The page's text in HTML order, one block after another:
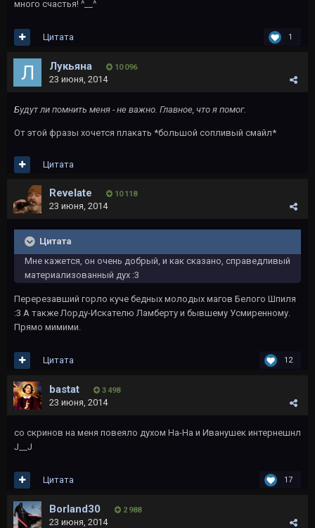
много счастья! ^__^
1
Цитата
Лукьяна 10 096
23 июня, 2014
Будут ли помнить меня - не важно. Главное, что я помог.
От этой фразы хочется плакать *большой сопливый смайл*
Цитата
Revelate 10 118
23 июня, 2014
Цитата
Мне кажется, он очень добрый, и как сказано, справедливый
материализованный дух :3
Перерезавший горло куче бедных молодых магов Белого Шпиля
:3 А также Лорду-Искателю Ламберту и бывшему Усмиренному.
Прямо мимими.
12
Цитата
bastat 3 498
23 июня, 2014
со скринов на меня повеяло духом На-На и Иванушек интернешнл
J__J
17
Цитата
Borland30 2 988
23 июня, 2014